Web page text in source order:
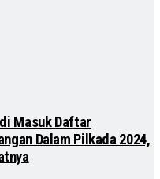
Masuk Daftar
Dalam Pilkada 2024,